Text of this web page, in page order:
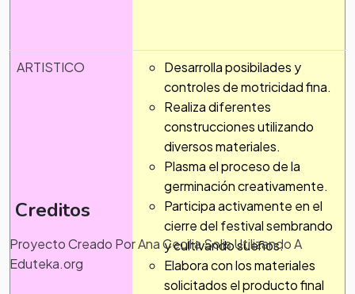
ARTISTICO
Desarrolla posibilades y
controles de motricidad fina.
Realiza diferentes
construcciones utilizando
diversos materiales.
Plasma el proceso de la
germinación creativamente.
Participa activamente en el
cierre del festival sembrando
y cultivando sueños.
Elabora con los materiales
solicitados el producto final
Creditos
Proyecto Creado Por Ana Cecilia Solis Utilizando A
Eduteka.org